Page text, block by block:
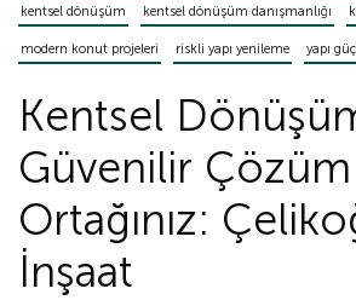
kentsel dönüşüm kentsel dönüşüm danışmanlığı
modern konut projeleri riskli yapı yenileme yapı
Kentsel
Güvenilir Çözüm
Ortağınız:
İnşaat